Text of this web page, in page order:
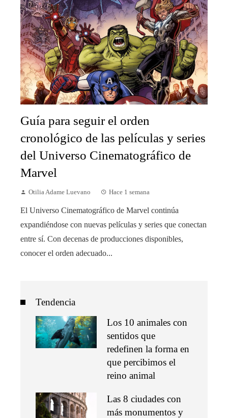
Guía para seguir el orden
cronológico de las películas y series
del Universo Cinematográfico de
Marvel
Otilia Adame Luevano Hace 1 semana
El Universo Cinematográfico de Marvel continúa
expandiéndose con nuevas películas y series que conectan
entre sí. Con decenas de producciones disponibles,
conocer el orden adecuado...
Tendencia
Los 10 animales con
sentidos que
redefinen la forma en
que percibimos el
reino animal
Las 8 ciudades con
más monumentos y